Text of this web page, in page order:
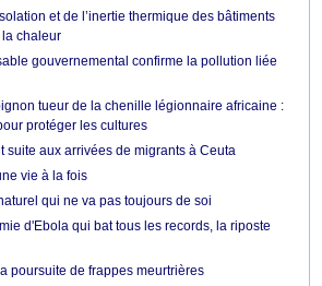
et de l’inertie thermique des bâtiments
chaleur
gouvernemental confirme la pollution liée
tueur de la chenille légionnaire africaine :
protéger les cultures
suite aux arrivées de migrants à Ceuta
vie à la fois
qui ne va pas toujours de soi
d'Ebola qui bat tous les records, la riposte
poursuite de frappes meurtrières